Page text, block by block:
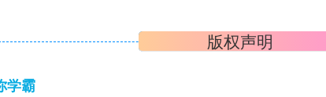
版权声明
学霸